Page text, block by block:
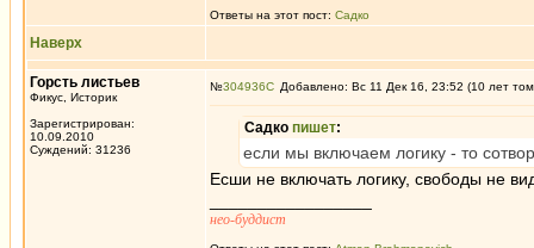
Ответы на этот пост: Садко
Наверх
Горсть листьев
Фикус, Историк
Зарегистрирован:
10.09.2010
Суждений: 31236
№304936 Добавлено: Вс 11 Дек 16, 23:52 (10 лет
Садко пишет:
если мы включаем логику - то
Есши не включать логику, свободы не
нео-буддист